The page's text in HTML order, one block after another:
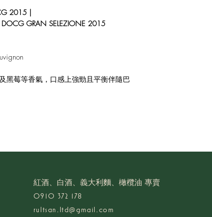
2015 |
GRAN SELEZIONE 2015
黑莓等香氣，口感上強勁且平衡伴隨巴
​紅酒、白酒、義大利麵、橄欖油 專賣
0910 372 178
rultsan.ltd@gmail.com